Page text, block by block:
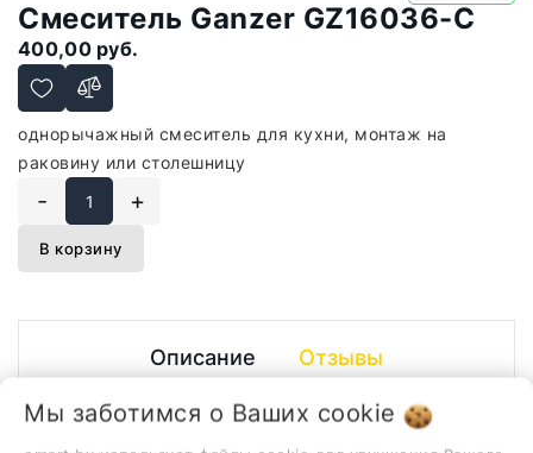
Смеситель Ganzer GZ16036-C
400,00 руб.
однорычажный смеситель для кухни, монтаж на
раковину или столешницу
- +
В корзину
Описание Отзывы
однорычажный смеситель для кухни, монтаж на
Мы заботимся о Ваших cookie